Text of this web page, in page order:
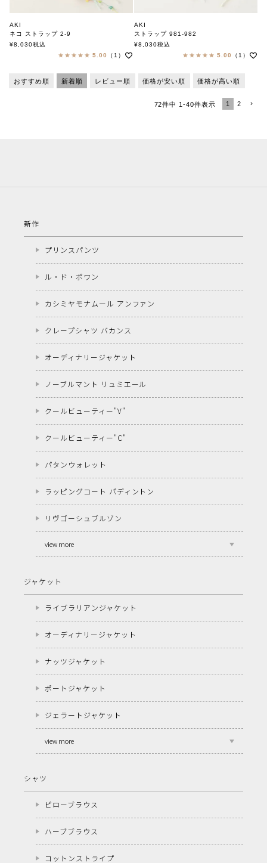
AKI
ネコ ストラップ 2-9
アキ
¥8,030税込
5.00
（1）
AKI
ストラップ 981-982
アキ
¥8,030税込
5.00
（1）
おすすめ順 新着順 レビュー順 価格が安い順 価格が高い順
72件中 1-40件表示 1 2
新作
プリンスパンツ
ル・ド・ポワン
カシミヤモナムール アンファン
クレープシャツ バカンス
オーディナリージャケット
ノーブルマント リュミエール
クールビューティー"V"
クールビューティー"C"
パタンウォレット
ラッピングコート パディントン
リヴゴーシュブルゾン
view more
ジャケット
ライブラリアンジャケット
オーディナリージャケット
ナッツジャケット
ポートジャケット
ジェラートジャケット
view more
シャツ
ピローブラウス
ハーブブラウス
コットンストライプ